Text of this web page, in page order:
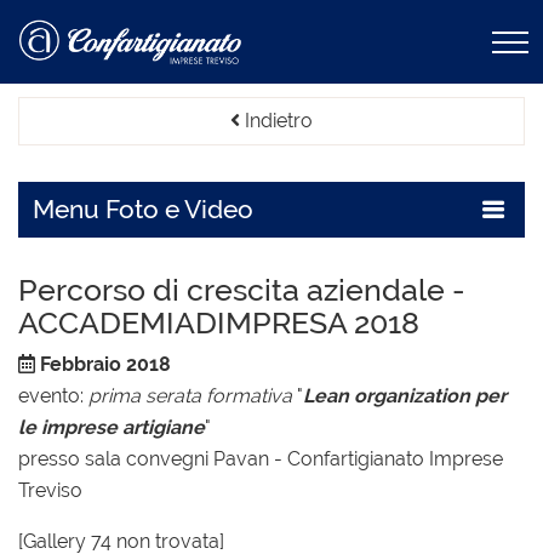
Indietro
Menu Foto e Video
Percorso di crescita aziendale -
ACCADEMIADIMPRESA 2018
Febbraio 2018
evento: prima serata formativa "Lean organization per
le imprese artigiane"
presso sala convegni Pavan - Confartigianato Imprese
Treviso
[Gallery 74 non trovata]